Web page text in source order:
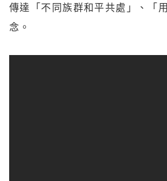
傳達「不同族群和平共處」、「
念。